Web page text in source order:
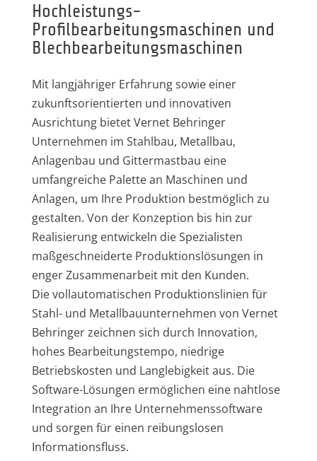
Hochleistungs-
Profilbearbeitungsmaschinen und
Blechbearbeitungsmaschinen
Mit langjähriger Erfahrung sowie einer
zukunftsorientierten und innovativen
Ausrichtung bietet Vernet Behringer
Unternehmen im Stahlbau, Metallbau,
Anlagenbau und Gittermastbau eine
umfangreiche Palette an Maschinen und
Anlagen, um Ihre Produktion bestmöglich zu
gestalten. Von der Konzeption bis hin zur
Realisierung entwickeln die Spezialisten
maßgeschneiderte Produktionslösungen in
enger Zusammenarbeit mit den Kunden.
Die vollautomatischen Produktionslinien für
Stahl- und Metallbauunternehmen von Vernet
Behringer zeichnen sich durch Innovation,
hohes Bearbeitungstempo, niedrige
Betriebskosten und Langlebigkeit aus. Die
Software-Lösungen ermöglichen eine nahtlose
Integration an Ihre Unternehmenssoftware
und sorgen für einen reibungslosen
Informationsfluss.